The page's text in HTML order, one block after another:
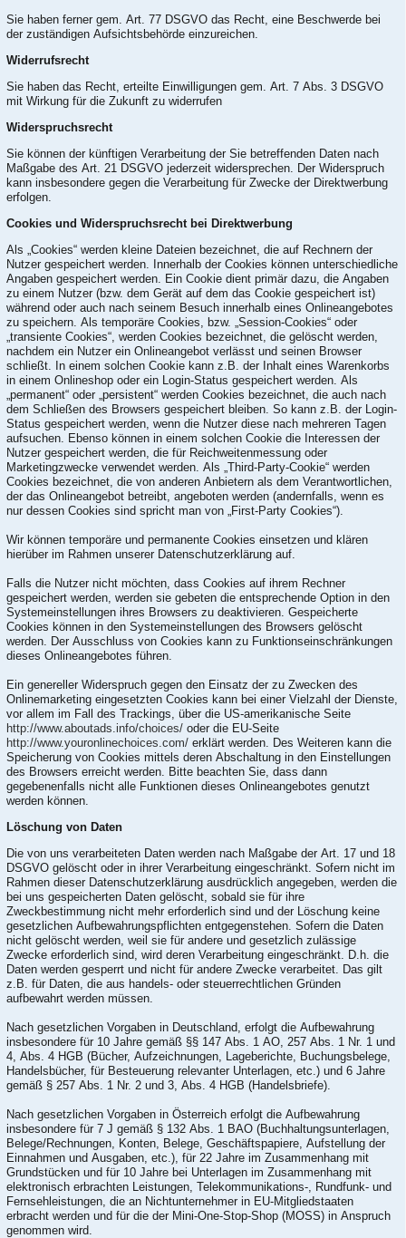
Sie haben ferner gem. Art. 77 DSGVO das Recht, eine Beschwerde bei
der zuständigen Aufsichtsbehörde einzureichen.
Widerrufsrecht
Sie haben das Recht, erteilte Einwilligungen gem. Art. 7 Abs. 3 DSGVO
mit Wirkung für die Zukunft zu widerrufen
Widerspruchsrecht
Sie können der künftigen Verarbeitung der Sie betreffenden Daten nach
Maßgabe des Art. 21 DSGVO jederzeit widersprechen. Der Widerspruch
kann insbesondere gegen die Verarbeitung für Zwecke der Direktwerbung
erfolgen.
Cookies und Widerspruchsrecht bei Direktwerbung
Als „Cookies“ werden kleine Dateien bezeichnet, die auf Rechnern der
Nutzer gespeichert werden. Innerhalb der Cookies können unterschiedliche
Angaben gespeichert werden. Ein Cookie dient primär dazu, die Angaben
zu einem Nutzer (bzw. dem Gerät auf dem das Cookie gespeichert ist)
während oder auch nach seinem Besuch innerhalb eines Onlineangebotes
zu speichern. Als temporäre Cookies, bzw. „Session-Cookies“ oder
„transiente Cookies“, werden Cookies bezeichnet, die gelöscht werden,
nachdem ein Nutzer ein Onlineangebot verlässt und seinen Browser
schließt. In einem solchen Cookie kann z.B. der Inhalt eines Warenkorbs
in einem Onlineshop oder ein Login-Status gespeichert werden. Als
„permanent“ oder „persistent“ werden Cookies bezeichnet, die auch nach
dem Schließen des Browsers gespeichert bleiben. So kann z.B. der Login-
Status gespeichert werden, wenn die Nutzer diese nach mehreren Tagen
aufsuchen. Ebenso können in einem solchen Cookie die Interessen der
Nutzer gespeichert werden, die für Reichweitenmessung oder
Marketingzwecke verwendet werden. Als „Third-Party-Cookie“ werden
Cookies bezeichnet, die von anderen Anbietern als dem Verantwortlichen,
der das Onlineangebot betreibt, angeboten werden (andernfalls, wenn es
nur dessen Cookies sind spricht man von „First-Party Cookies“).
Wir können temporäre und permanente Cookies einsetzen und klären
hierüber im Rahmen unserer Datenschutzerklärung auf.
Falls die Nutzer nicht möchten, dass Cookies auf ihrem Rechner
gespeichert werden, werden sie gebeten die entsprechende Option in den
Systemeinstellungen ihres Browsers zu deaktivieren. Gespeicherte
Cookies können in den Systemeinstellungen des Browsers gelöscht
werden. Der Ausschluss von Cookies kann zu Funktionseinschränkungen
dieses Onlineangebotes führen.
Ein genereller Widerspruch gegen den Einsatz der zu Zwecken des
Onlinemarketing eingesetzten Cookies kann bei einer Vielzahl der Dienste,
vor allem im Fall des Trackings, über die US-amerikanische Seite
http://www.aboutads.info/choices/ oder die EU-Seite
http://www.youronlinechoices.com/ erklärt werden. Des Weiteren kann die
Speicherung von Cookies mittels deren Abschaltung in den Einstellungen
des Browsers erreicht werden. Bitte beachten Sie, dass dann
gegebenenfalls nicht alle Funktionen dieses Onlineangebotes genutzt
werden können.
Löschung von Daten
Die von uns verarbeiteten Daten werden nach Maßgabe der Art. 17 und 18
DSGVO gelöscht oder in ihrer Verarbeitung eingeschränkt. Sofern nicht im
Rahmen dieser Datenschutzerklärung ausdrücklich angegeben, werden die
bei uns gespeicherten Daten gelöscht, sobald sie für ihre
Zweckbestimmung nicht mehr erforderlich sind und der Löschung keine
gesetzlichen Aufbewahrungspflichten entgegenstehen. Sofern die Daten
nicht gelöscht werden, weil sie für andere und gesetzlich zulässige
Zwecke erforderlich sind, wird deren Verarbeitung eingeschränkt. D.h. die
Daten werden gesperrt und nicht für andere Zwecke verarbeitet. Das gilt
z.B. für Daten, die aus handels- oder steuerrechtlichen Gründen
aufbewahrt werden müssen.
Nach gesetzlichen Vorgaben in Deutschland, erfolgt die Aufbewahrung
insbesondere für 10 Jahre gemäß §§ 147 Abs. 1 AO, 257 Abs. 1 Nr. 1 und
4, Abs. 4 HGB (Bücher, Aufzeichnungen, Lageberichte, Buchungsbelege,
Handelsbücher, für Besteuerung relevanter Unterlagen, etc.) und 6 Jahre
gemäß § 257 Abs. 1 Nr. 2 und 3, Abs. 4 HGB (Handelsbriefe).
Nach gesetzlichen Vorgaben in Österreich erfolgt die Aufbewahrung
insbesondere für 7 J gemäß § 132 Abs. 1 BAO (Buchhaltungsunterlagen,
Belege/Rechnungen, Konten, Belege, Geschäftspapiere, Aufstellung der
Einnahmen und Ausgaben, etc.), für 22 Jahre im Zusammenhang mit
Grundstücken und für 10 Jahre bei Unterlagen im Zusammenhang mit
elektronisch erbrachten Leistungen, Telekommunikations-, Rundfunk- und
Fernsehleistungen, die an Nichtunternehmer in EU-Mitgliedstaaten
erbracht werden und für die der Mini-One-Stop-Shop (MOSS) in Anspruch
genommen wird.